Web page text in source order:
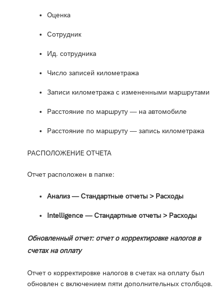
Оценка
Сотрудник
Ид. сотрудника
Число записей километража
Записи километража с измененными маршрутами
Расстояние по маршруту — на автомобиле
Расстояние по маршруту — запись километража
РАСПОЛОЖЕНИЕ ОТЧЕТА
Отчет расположен в папке:
Анализ — Стандартные отчеты > Расходы
Intelligence — Стандартные отчеты ‎> Расходы
Обновленный отчет: отчет о корректировке налогов в
счетах на оплату
Отчет о корректировке налогов в счетах на оплату был
обновлен с включением пяти дополнительных столбцов.